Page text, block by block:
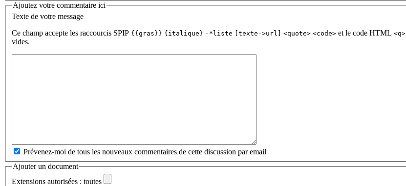
Ajoutez votre commentaire ici
Texte de votre message
Ce champ accepte les raccourcis SPIP {{gras}} {italique} -*liste [texte->url] <quote> <code> et le code HTML <q>
vides.
Prévenez-moi de tous les nouveaux commentaires de cette discussion par email
Ajouter un document
Extensions autorisées : toutes